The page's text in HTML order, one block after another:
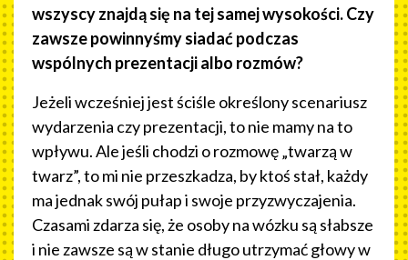
wszyscy znajdą się na tej samej wysokości. Czy
zawsze powinnyśmy siadać podczas
wspólnych prezentacji albo rozmów?
Jeżeli wcześniej jest ściśle określony scenariusz
wydarzenia czy prezentacji, to nie mamy na to
wpływu. Ale jeśli chodzi o rozmowę „twarzą w
twarz”, to mi nie przeszkadza, by ktoś stał, każdy
ma jednak swój pułap i swoje przyzwyczajenia.
Czasami zdarza się, że osoby na wózku są słabsze
i nie zawsze są w stanie długo utrzymać głowy w